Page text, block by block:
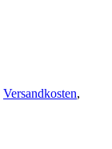
Versandkosten,